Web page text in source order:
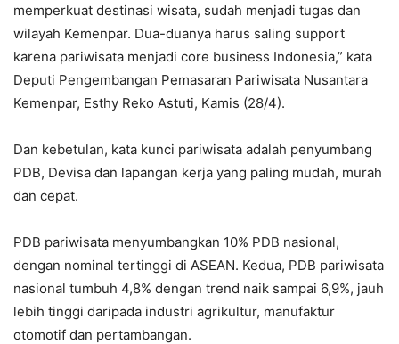
memperkuat destinasi wisata, sudah menjadi tugas dan
wilayah Kemenpar. Dua-duanya harus saling support
karena pariwisata menjadi core business Indonesia,” kata
Deputi Pengembangan Pemasaran Pariwisata Nusantara
Kemenpar, Esthy Reko Astuti, Kamis (28/4).
Dan kebetulan, kata kunci pariwisata adalah penyumbang
PDB, Devisa dan lapangan kerja yang paling mudah, murah
dan cepat.
PDB pariwisata menyumbangkan 10% PDB nasional,
dengan nominal tertinggi di ASEAN. Kedua, PDB pariwisata
nasional tumbuh 4,8% dengan trend naik sampai 6,9%, jauh
lebih tinggi daripada industri agrikultur, manufaktur
otomotif dan pertambangan.